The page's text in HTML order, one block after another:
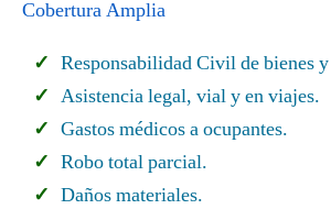
Cobertura Amplia
Responsabilidad Civil de bienes y
Asistencia legal, vial y en viajes.
Gastos médicos a ocupantes.
Robo total parcial.
Daños materiales.